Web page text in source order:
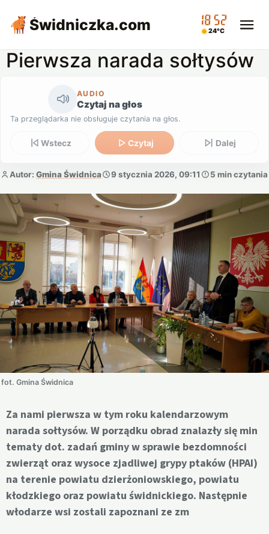
Świdniczka.com 18:52
24°C
Pierwsza narada sołtysów
AUDIO
Czytaj na głos
Ta przeglądarka nie obsługuje czytania na głos.
Wstecz Czytaj Dalej
Autor: Gmina Świdnica 9 stycznia 2026, 09:11 5 min czytania
fot. Gmina Świdnica
Za nami pierwsza w tym roku kalendarzowym
narada sołtysów. W porządku obrad znalazły się min
tematy dot. zadań gminy w sprawie bezdomności
zwierząt oraz wysoce zjadliwej grypy ptaków (HPAI)
na terenie powiatu dzierżoniowskiego, powiatu
kłodzkiego oraz powiatu świdnickiego. Następnie
włodarze wsi zostali zapoznani ze zm